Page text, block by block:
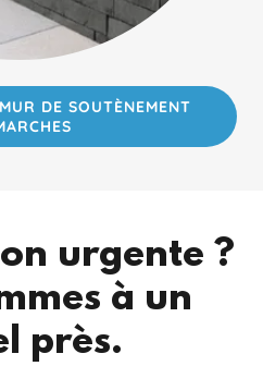
DE SOUTÈNEMENT
urgente ?
à un
près.